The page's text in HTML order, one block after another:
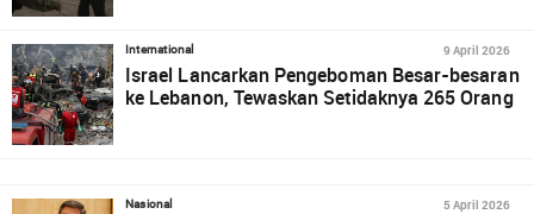
International 9 April 2026
Israel Lancarkan Pengeboman Besar-besaran
ke Lebanon, Tewaskan Setidaknya 265 Orang
Nasional 5 April 2026